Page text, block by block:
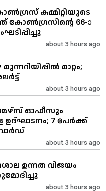
കമ്മിറ്റിയുടെ
കോൺഗ്രസിന്റെ 66-ാ
about 3 hours ago
മാറ്റം;
about 3 hours ago
ഓഫീസും
7 പേർക്ക്
about 3 hours ago
ഉന്നത വിജയം
about 3 hours ago